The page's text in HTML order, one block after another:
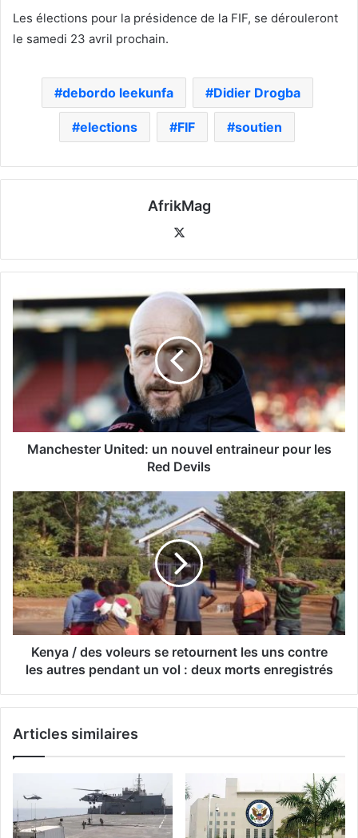
Les élections pour la présidence de la FIF, se dérouleront
le samedi 23 avril prochain.
debordo leekunfa Didier Drogba
elections FIF soutien
AfrikMag
Manchester United: un nouvel entraineur pour les
Red Devils
Kenya / des voleurs se retournent les uns contre
les autres pendant un vol : deux morts enregistrés
Articles similaires